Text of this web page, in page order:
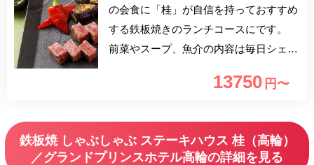
の会食に「桂」が自信を持っておすすめ
する鉄板焼きのランチコースにです。
前菜やスープ、魚介の内容は毎日シェフ
ルのゆったりとした大人の空間で伝統の
13750 円〜
鉄板焼 しゃぶしゃぶ ステーキハウス 桂（高輪）
／グランドプリンスホテル高輪の詳細を見る